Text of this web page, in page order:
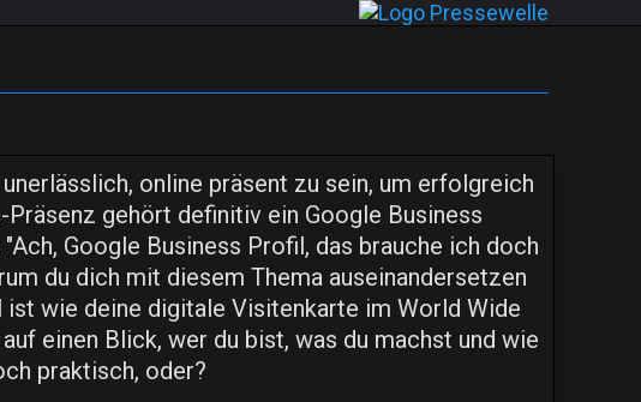
online präsent zu sein, um erfolgreich
Präsenz gehört definitiv ein Google Business
Google Business Profil, das brauche ich doch
du dich mit diesem Thema auseinandersetzen
wie deine digitale Visitenkarte im World Wide
einen Blick, wer du bist, was du machst und wie
praktisch, oder?